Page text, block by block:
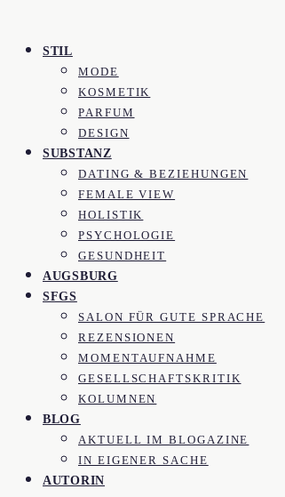
STIL
MODE
KOSMETIK
PARFUM
DESIGN
SUBSTANZ
DATING & BEZIEHUNGEN
FEMALE VIEW
HOLISTIK
PSYCHOLOGIE
GESUNDHEIT
AUGSBURG
SFGS
SALON FÜR GUTE SPRACHE
REZENSIONEN
MOMENTAUFNAHME
GESELLSCHAFTSKRITIK
KOLUMNEN
BLOG
AKTUELL IM BLOGAZINE
IN EIGENER SACHE
AUTORIN